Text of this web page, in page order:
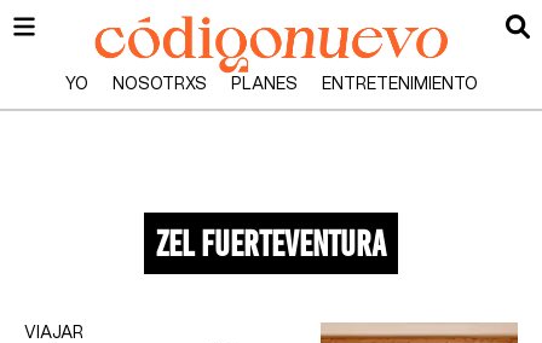
YO NOSOTRXS PLANES ENTRETENIMIENTO
zel fuerteventura
VIAJAR